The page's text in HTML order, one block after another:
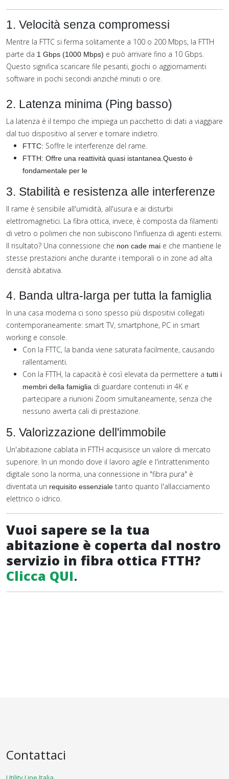
1. Velocità senza compromessi
Mentre la FTTC si ferma solitamente a 100 o 200 Mbps, la FTTH
parte da 1 Gbps (1000 Mbps) e può arrivare fino a 10 Gbps.
Questo significa scaricare file pesanti, giochi o aggiornamenti
software in pochi secondi anziché minuti o ore.
2. Latenza minima (Ping basso)
La latenza è il tempo che impiega un pacchetto di dati a viaggiare
dal tuo dispositivo al server e tornare indietro.
FTTC: Soffre le interferenze del rame.
FTTH: Offre una reattività quasi istantanea.Questo è
fondamentale per le
3. Stabilità e resistenza alle interferenze
Il rame è sensibile all'umidità, all'usura e ai disturbi
elettromagnetici. La fibra ottica, invece, è composta da filamenti
di vetro o polimeri che non subiscono l'influenza di agenti esterni.
Il risultato? Una connessione che non cade mai e che mantiene le
stesse prestazioni anche durante i temporali o in zone ad alta
densità abitativa.
4. Banda ultra-larga per tutta la famiglia
In una casa moderna ci sono spesso più dispositivi collegati
contemporaneamente: smart TV, smartphone, PC in smart
working e console.
Con la FTTC, la banda viene saturata facilmente, causando
rallentamenti.
Con la FTTH, la capacità è così elevata da permettere a tutti i
membri della famiglia di guardare contenuti in 4K e
partecipare a riunioni Zoom simultaneamente, senza che
nessuno avverta cali di prestazione.
5. Valorizzazione dell'immobile
Un'abitazione cablata in FTTH acquisisce un valore di mercato
superiore. In un mondo dove il lavoro agile e l'intrattenimento
digitale sono la norma, una connessione in "fibra pura" è
diventata un requisito essenziale tanto quanto l'allacciamento
elettrico o idrico.
Vuoi sapere se la tua
abitazione è coperta dal nostro
servizio in fibra ottica FTTH?
Clicca QUI.
Contattaci